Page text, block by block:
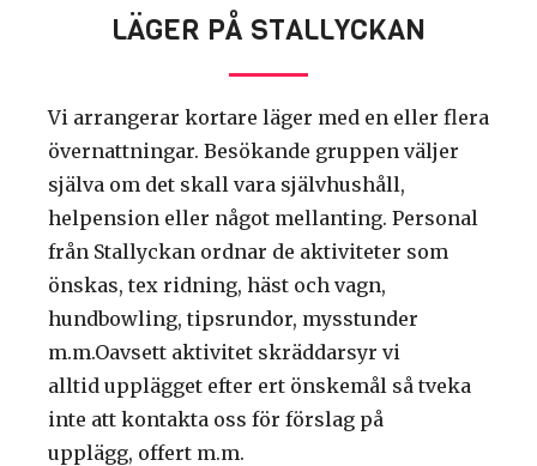
LÄGER PÅ STALLYCKAN
Vi arrangerar kortare läger med en eller flera
övernattningar. Besökande gruppen väljer
själva om det skall vara självhushåll,
helpension eller något mellanting. Personal
från Stallyckan ordnar de aktiviteter som
önskas, tex ridning, häst och vagn,
hundbowling, tipsrundor, mysstunder
m.m.Oavsett aktivitet skräddarsyr vi
alltid upplägget efter ert önskemål så tveka
inte att kontakta oss för förslag på
upplägg, offert m.m.